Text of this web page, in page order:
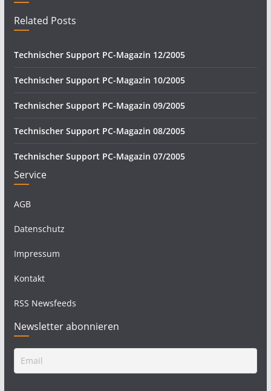
Related Posts
Technischer Support PC-Magazin 12/2005
Technischer Support PC-Magazin 10/2005
Technischer Support PC-Magazin 09/2005
Technischer Support PC-Magazin 08/2005
Technischer Support PC-Magazin 07/2005
Service
AGB
Datenschutz
Impressum
Kontakt
RSS Newsfeeds
Newsletter abonnieren